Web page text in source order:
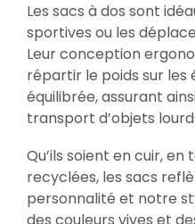
Les sacs à dos sont
sportives ou les
Leur conception
répartir le poids sur les
équilibrée, assurant
transport d’objets
Qu’ils soient en cuir,
recyclées, les sacs
personnalité et notre